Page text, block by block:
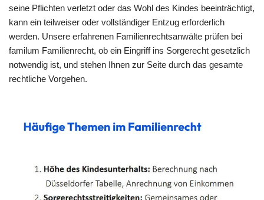
seine Pflichten verletzt oder das Wohl des Kindes beeinträchtigt,
kann ein teilweiser oder vollständiger Entzug erforderlich
werden. Unsere erfahrenen Familienrechtsanwälte prüfen bei
familum Familienrecht, ob ein Eingriff ins Sorgerecht gesetzlich
notwendig ist, und stehen Ihnen zur Seite durch das gesamte
rechtliche Vorgehen.